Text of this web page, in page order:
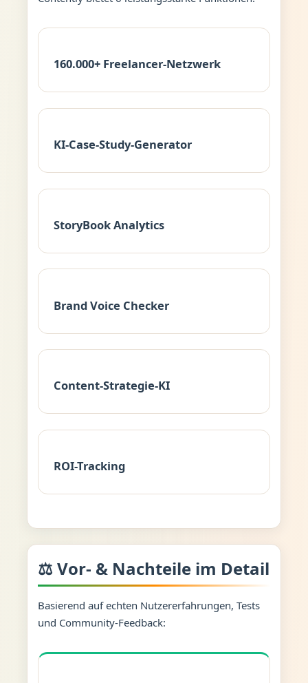
160.000+ Freelancer-Netzwerk
KI-Case-Study-Generator
StoryBook Analytics
Brand Voice Checker
Content-Strategie-KI
ROI-Tracking
⚖️ Vor- & Nachteile im Detail
Basierend auf echten Nutzererfahrungen, Tests
und Community-Feedback: